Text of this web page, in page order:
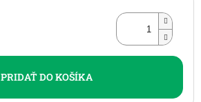
PRIDAŤ DO KOŠÍKA